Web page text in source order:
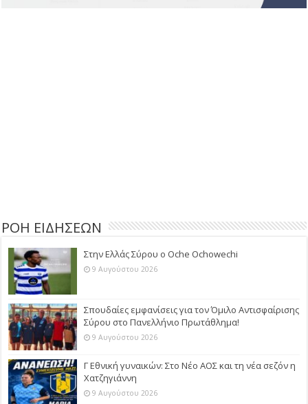
ΡΟΗ ΕΙΔΗΣΕΩΝ
Στην Ελλάς Σύρου ο Oche Ochowechi
9 Αυγούστου 2026
Σπουδαίες εμφανίσεις για τον Όμιλο Αντισφαίρισης
Σύρου στο Πανελλήνιο Πρωτάθλημα!
9 Αυγούστου 2026
Γ Εθνική γυναικών: Στο Νέο ΑΟΣ και τη νέα σεζόν η
Χατζηγιάννη
9 Αυγούστου 2026